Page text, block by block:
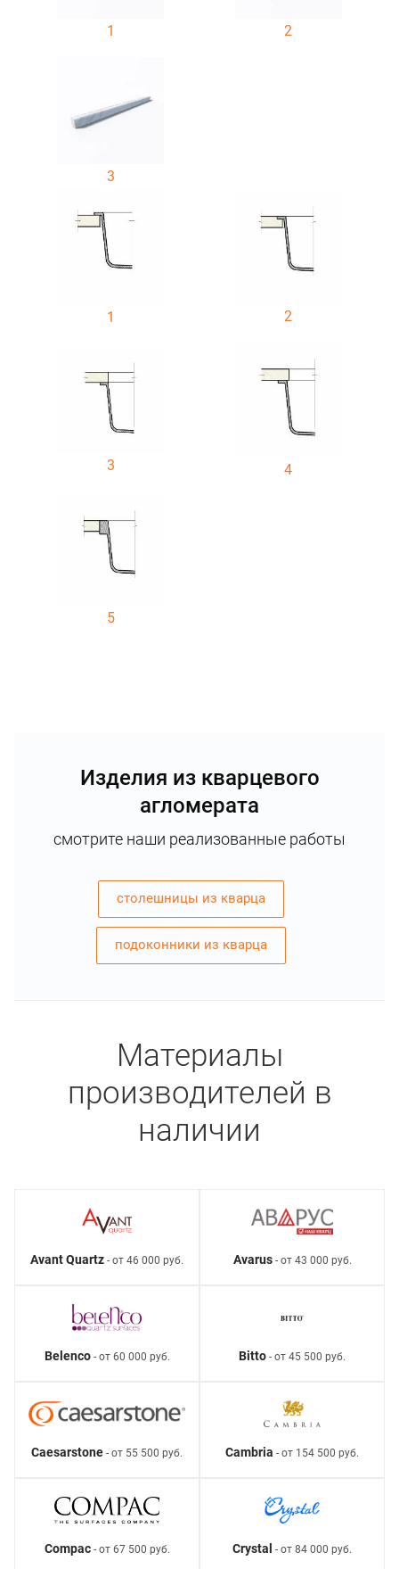
1 2
3
1 2
3 4
5
Изделия из кварцевого
агломерата
смотрите наши реализованные работы
столешницы из кварца
подоконники из кварца
Материалы
производителей в
наличии
Avant Quartz - от 46 000 руб. Avarus- от 43 000 руб.
Belenco- от 60 000 руб. Bitto - от 45 500 руб.
Caesarstone - от 55 500 руб. Cambria - от 154 500 руб.
Compac- от 67 500 руб. Crystal - от 84 000 руб.